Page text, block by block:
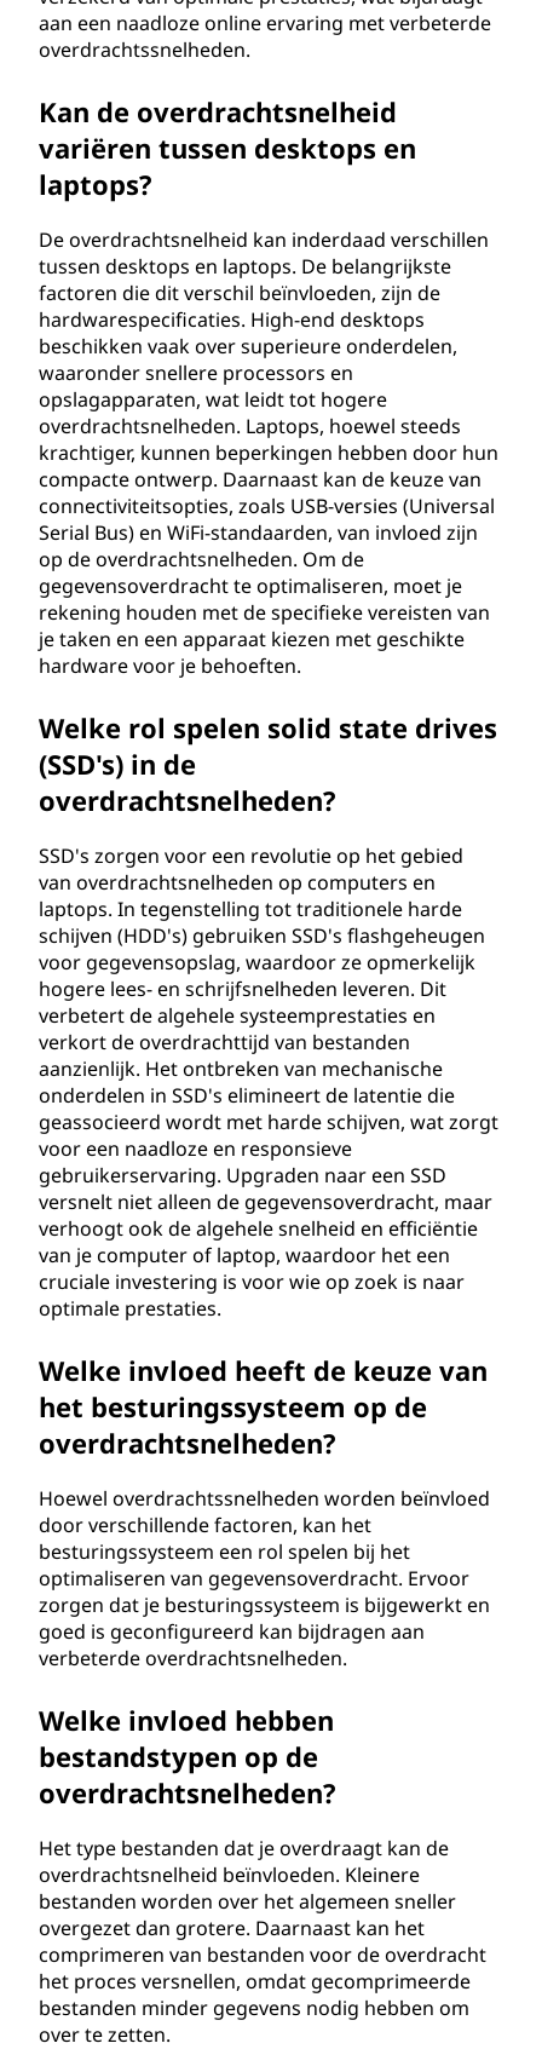
aan een naadloze online ervaring met verbeterde
overdrachtssnelheden.
Kan de overdrachtsnelheid
variëren tussen desktops en
laptops?
De overdrachtsnelheid kan inderdaad verschillen
tussen desktops en laptops. De belangrijkste
factoren die dit verschil beïnvloeden, zijn de
hardwarespecificaties. High-end desktops
beschikken vaak over superieure onderdelen,
waaronder snellere processors en
opslagapparaten, wat leidt tot hogere
overdrachtsnelheden. Laptops, hoewel steeds
krachtiger, kunnen beperkingen hebben door hun
compacte ontwerp. Daarnaast kan de keuze van
connectiviteitsopties, zoals USB-versies (Universal
Serial Bus) en WiFi-standaarden, van invloed zijn
op de overdrachtsnelheden. Om de
gegevensoverdracht te optimaliseren, moet je
rekening houden met de specifieke vereisten van
je taken en een apparaat kiezen met geschikte
hardware voor je behoeften.
Welke rol spelen solid state drives
(SSD's) in de
overdrachtsnelheden?
SSD's zorgen voor een revolutie op het gebied
van overdrachtsnelheden op computers en
laptops. In tegenstelling tot traditionele harde
schijven (HDD's) gebruiken SSD's flashgeheugen
voor gegevensopslag, waardoor ze opmerkelijk
hogere lees- en schrijfsnelheden leveren. Dit
verbetert de algehele systeemprestaties en
verkort de overdrachttijd van bestanden
aanzienlijk. Het ontbreken van mechanische
onderdelen in SSD's elimineert de latentie die
geassocieerd wordt met harde schijven, wat zorgt
voor een naadloze en responsieve
gebruikerservaring. Upgraden naar een SSD
versnelt niet alleen de gegevensoverdracht, maar
verhoogt ook de algehele snelheid en efficiëntie
van je computer of laptop, waardoor het een
cruciale investering is voor wie op zoek is naar
optimale prestaties.
Welke invloed heeft de keuze van
het besturingssysteem op de
overdrachtsnelheden?
Hoewel overdrachtssnelheden worden beïnvloed
door verschillende factoren, kan het
besturingssysteem een rol spelen bij het
optimaliseren van gegevensoverdracht. Ervoor
zorgen dat je besturingssysteem is bijgewerkt en
goed is geconfigureerd kan bijdragen aan
verbeterde overdrachtsnelheden.
Welke invloed hebben
bestandstypen op de
overdrachtsnelheden?
Het type bestanden dat je overdraagt kan de
overdrachtsnelheid beïnvloeden. Kleinere
bestanden worden over het algemeen sneller
overgezet dan grotere. Daarnaast kan het
comprimeren van bestanden voor de overdracht
het proces versnellen, omdat gecomprimeerde
bestanden minder gegevens nodig hebben om
over te zetten.